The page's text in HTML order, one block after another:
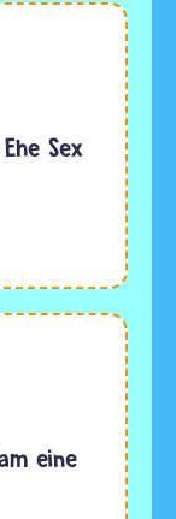
Sex
eine